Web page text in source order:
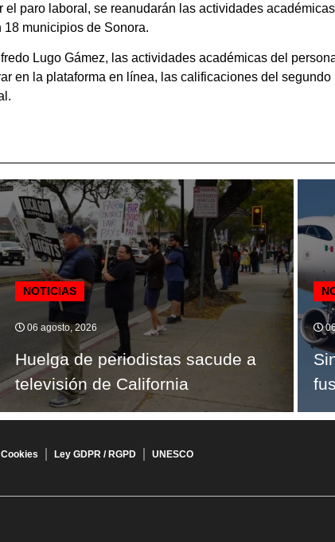
paro laboral, se reanudarán las actividades
municipios de Sonora.
Lugo Gámez, las actividades académicas del
en la plataforma en línea, las calificaciones del
NOTICIAS
06 agosto, 2026
Huelga de periodistas sacude a
televisión de California
Cookies Ley GDPR / RGPD UNESCO